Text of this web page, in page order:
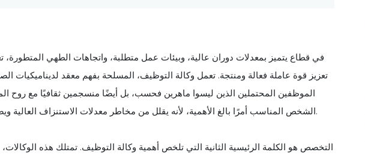
في قطاع يتميز بمعدلات دوران عالية، وبيئات عمل متطلبة، واتجاهات الطهي
تعزيز قوة عاملة فعالة ومنتجة. تعمل وكالة التوظيف، المسلحة بفهم معقد
الموظفين المحتملين الذين ليسوا ماهرين فحسب، بل أيضًا منسجمين ثقافيًا مع روح
الشخص المناسب أمرًا بالغ الأهمية، لأنه يقلل من مخاطر معدلات الاستنزاف العالية ويضمن طول عمر القوى العاملة الموهوبة.
التخصص هو الكلمة الرئيسية الثانية التي تلخص أهمية وكالة التوظيف. تمتلك هذه